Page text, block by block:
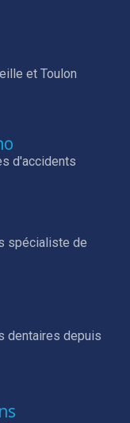
et Toulon
d'accidents
spécialiste de
dentaires depuis